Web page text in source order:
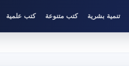
تنمية بشرية كتب متنوعة كتب علمية